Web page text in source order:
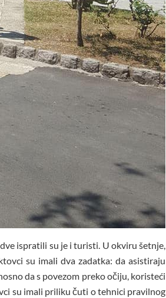
ispratili su je i turisti. U okviru šetnje,
su imali dva zadatka: da asistiraju
da s povezom preko očiju, koristeći
su imali priliku čuti o tehnici pravilnog